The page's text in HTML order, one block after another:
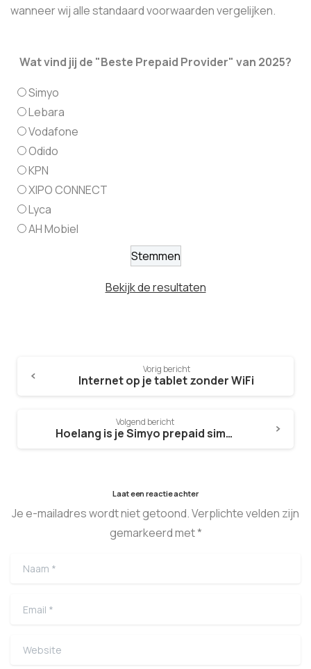
wanneer wij alle standaard voorwaarden vergelijken.
Wat vind jij de "Beste Prepaid Provider" van 2025?
Simyo
Lebara
Vodafone
Odido
KPN
XIPO CONNECT
Lyca
AH Mobiel
Bekijk de resultaten
Vorig bericht
Internet op je tablet zonder WiFi
Volgend bericht
Hoelang is je Simyo prepaid simkaart geldig?
Laat een reactie achter
Je e-mailadres wordt niet getoond. Verplichte velden zijn
gemarkeerd met *
Naam
Email
Website